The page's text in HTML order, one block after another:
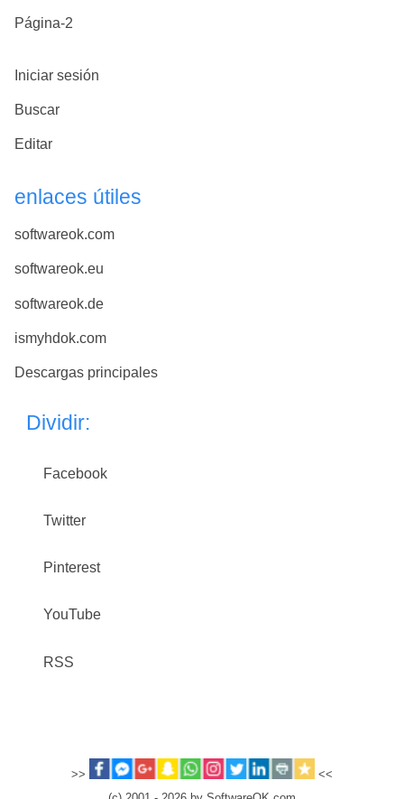
Página-2
Iniciar sesión
Buscar
Editar
enlaces útiles
softwareok.com
softwareok.eu
softwareok.de
ismyhdok.com
Descargas principales
Dividir:
Facebook
Twitter
Pinterest
YouTube
RSS
>>
<<